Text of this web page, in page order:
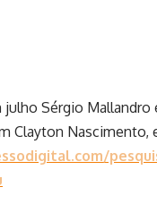
Sérgio Mallandro
Clayton Nascimento,